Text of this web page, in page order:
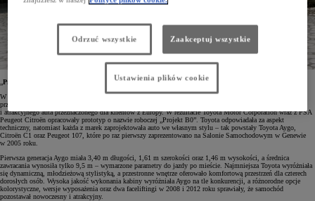
Projekt B0“ początkiem rynkowego sukcesu
W 1999 roku Toyota Starlet została zastąpiona przez większą Toyotę Yaris, a w ofercie marki pojawiła się
przestrzeń na jeszcze mniejszy samochód miejski. Celem było stworzenie kompaktowego, zwrotnego
i atrakcyjnego auta przeznaczonego dla klientów z Europy. W rezultacie Toyota Motor Corporation wraz z PSA
Peugeot Citroën opracowały prototyp o nazwie roboczej „Projekt B0”. Toyota odpowiadała za aspekt
techniczny, natomiast każda z marek zaprojektowała auto we własnym stylu – tak powstały Toyota Aygo,
Citroën C1 oraz Peugeot 107, które po raz pierwszy zaprezentowano na Salonie Samochodowym w Genewie
w 2005 roku.
Pierwsza generacja Aygo miała 3,40 m długości, 1,61 m szerokości oraz 1,46 m wysokości, a średnica
zawracania wynosiła tylko 9,5 m – wymarzone parametry do jazdy po mieście. Najmniejsza Toyota wyróżniała
się dynamiczną, młodzieżową stylistyką, a przestronne wnętrze oferowało komfortową przestrzeń dla czterech
dorosłych osób. Wysoka jakość wykonania kabiny wyróżniała Aygo na tle konkurencji, a różnorodne opcje
kolorystyczne, wersje wyposażenia oraz dwa faceliftingi w 2008 i 2012 roku sprawiały, że samochód
pozostawał nowoczesny i atrakcyjny.
Odrzuć wszystkie Zaakceptuj wszystkie
Ustawienia plików cookie